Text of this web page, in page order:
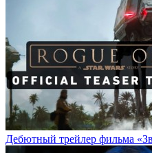
Дебютный трейлер фильма